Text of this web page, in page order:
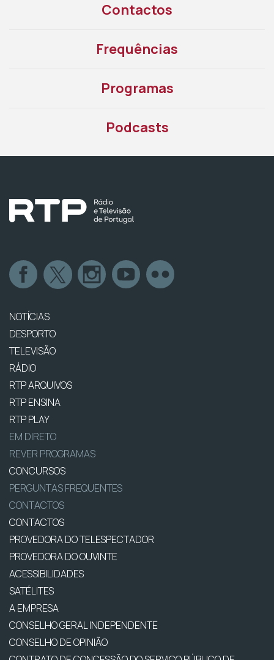
Contactos
Frequências
Programas
Podcasts
NOTÍCIAS
DESPORTO
TELEVISÃO
RÁDIO
RTP ARQUIVOS
RTP ENSINA
RTP PLAY
EM DIRETO
REVER PROGRAMAS
CONCURSOS
PERGUNTAS FREQUENTES
CONTACTOS
CONTACTOS
PROVEDORA DO TELESPECTADOR
PROVEDORA DO OUVINTE
ACESSIBILIDADES
SATÉLITES
A EMPRESA
CONSELHO GERAL INDEPENDENTE
CONSELHO DE OPINIÃO